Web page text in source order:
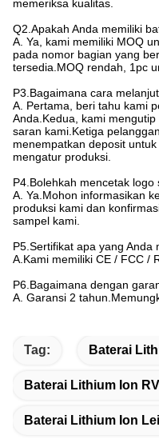
memeriksa kualitas.
Q2.Apakah Anda memiliki
A. Ya, kami memiliki MOQ
pada nomor bagian yang
tersedia.MOQ rendah, 1pc
P3.Bagaimana cara
A. Pertama, beri tahu kami
Anda.Kedua, kami
saran kami.Ketiga
menempatkan deposit
mengatur produksi.
P4.Bolehkah mencetak
A. Ya.Mohon informasikan
produksi kami dan
sampel kami.
P5.Sertifikat apa yang Anda
A.Kami memiliki CE / FCC /
P6.Bagaimana dengan
A. Garansi 2
Tag: Baterai
Baterai Lithium Ion
Baterai Lithium Ion